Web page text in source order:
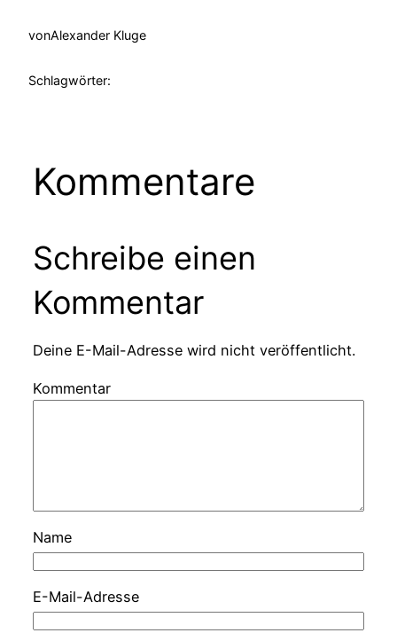
vonAlexander Kluge
Schlagwörter:
Kommentare
Schreibe einen
Kommentar
Deine E-Mail-Adresse wird nicht veröffentlicht.
Kommentar
Name
E-Mail-Adresse